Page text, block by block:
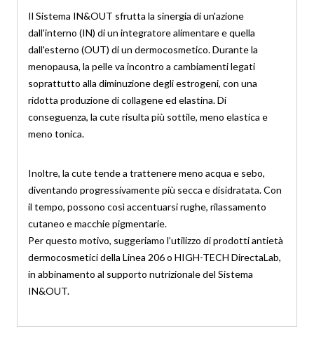
Il Sistema IN&OUT sfrutta la sinergia di un'azione
dall'interno (IN) di un integratore alimentare e quella
dall'esterno (OUT) di un dermocosmetico. Durante la
menopausa, la pelle va incontro a cambiamenti legati
soprattutto alla diminuzione degli estrogeni, con una
ridotta produzione di collagene ed elastina. Di
conseguenza, la cute risulta più sottile, meno elastica e
meno tonica.
Inoltre, la cute tende a trattenere meno acqua e sebo,
diventando progressivamente più secca e disidratata. Con
il tempo, possono così accentuarsi rughe, rilassamento
cutaneo e macchie pigmentarie.
Per questo motivo, suggeriamo l’utilizzo di prodotti antietà
dermocosmetici della Linea 206 o HIGH-TECH DirectaLab,
in abbinamento al supporto nutrizionale del Sistema
IN&OUT.